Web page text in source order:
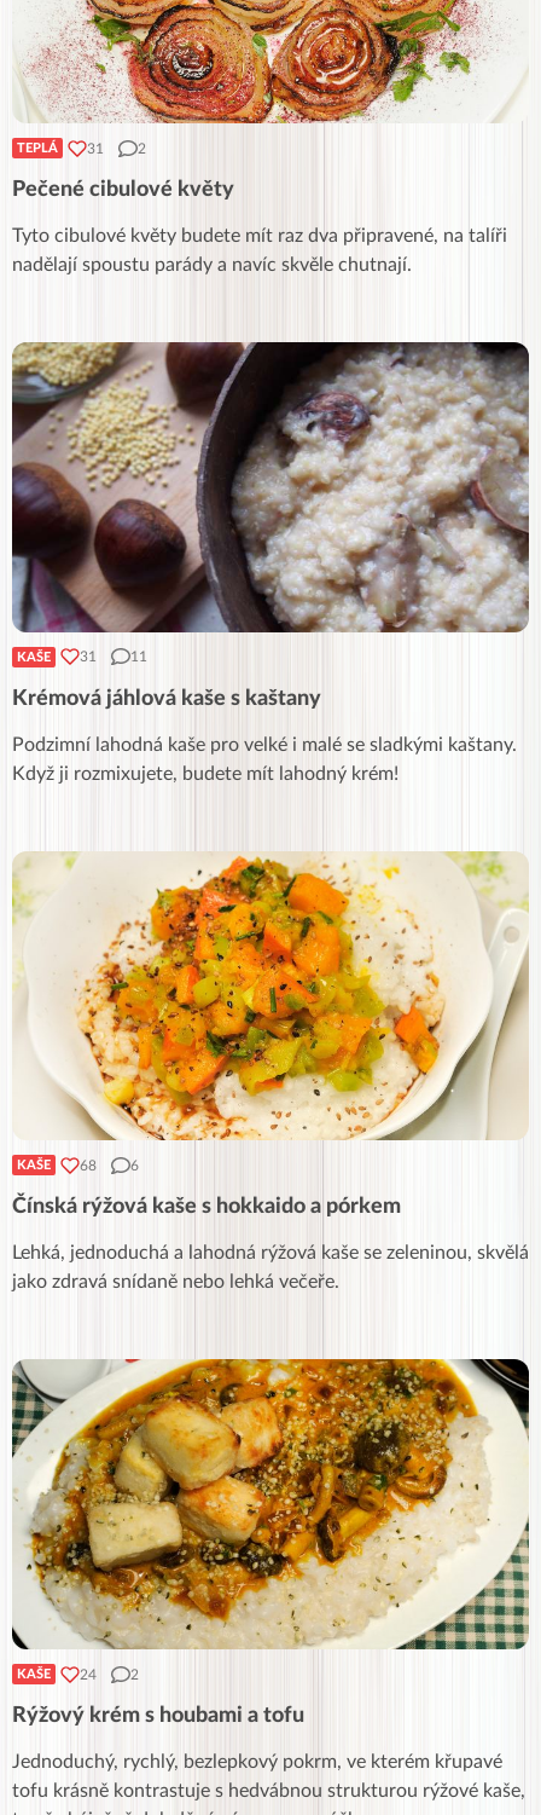
TEPLÁ 31 2
Pečené cibulové květy
Tyto cibulové květy budete mít raz dva připravené, na talíři
nadělají spoustu parády a navíc skvěle chutnají.
KAŠE 31 11
Krémová jáhlová kaše s kaštany
Podzimní lahodná kaše pro velké i malé se sladkými kaštany.
Když ji rozmixujete, budete mít lahodný krém!
KAŠE 68 6
Čínská rýžová kaše s hokkaido a pórkem
Lehká, jednoduchá a lahodná rýžová kaše se zeleninou, skvělá
jako zdravá snídaně nebo lehká večeře.
KAŠE 24 2
Rýžový krém s houbami a tofu
Jednoduchý, rychlý, bezlepkový pokrm, ve kterém křupavé
tofu krásně kontrastuje s hedvábnou strukturou rýžové kaše,